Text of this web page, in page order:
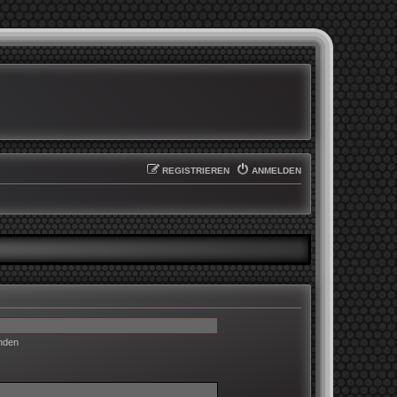
ANMELDEN
REGISTRIEREN